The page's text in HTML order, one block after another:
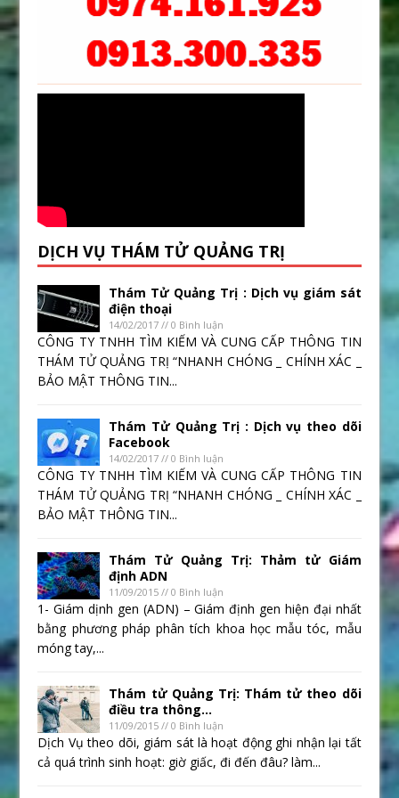
DỊCH VỤ THÁM TỬ QUẢNG TRỊ
Thám Tử Quảng Trị : Dịch vụ giám sát
điện thoại
14/02/2017 // 0 Bình luận
CÔNG TY TNHH TÌM KIẾM VÀ CUNG CẤP THÔNG TIN
THÁM TỬ QUẢNG TRỊ “NHANH CHÓNG _ CHÍNH XÁC _
BẢO MẬT THÔNG TIN...
Thám Tử Quảng Trị : Dịch vụ theo dõi
Facebook
14/02/2017 // 0 Bình luận
CÔNG TY TNHH TÌM KIẾM VÀ CUNG CẤP THÔNG TIN
THÁM TỬ QUẢNG TRỊ “NHANH CHÓNG _ CHÍNH XÁC _
BẢO MẬT THÔNG TIN...
Thám Tử Quảng Trị: Thảm tử Giám
định ADN
11/09/2015 // 0 Bình luận
1- Giám dịnh gen (ADN) – Giám định gen hiện đại nhất
bằng phương pháp phân tích khoa học mẫu tóc, mẫu
móng tay,...
Thám tử Quảng Trị: Thám tử theo dõi
điều tra thông...
11/09/2015 // 0 Bình luận
Dịch Vụ theo dõi, giám sát là hoạt động ghi nhận lại tất
cả quá trình sinh hoạt: giờ giấc, đi đến đâu? làm...